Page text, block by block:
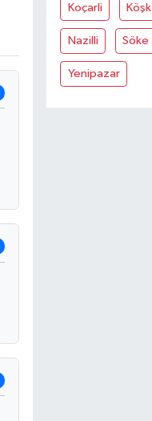
Koçarli Köşk
Nazilli Söke
Yenipazar